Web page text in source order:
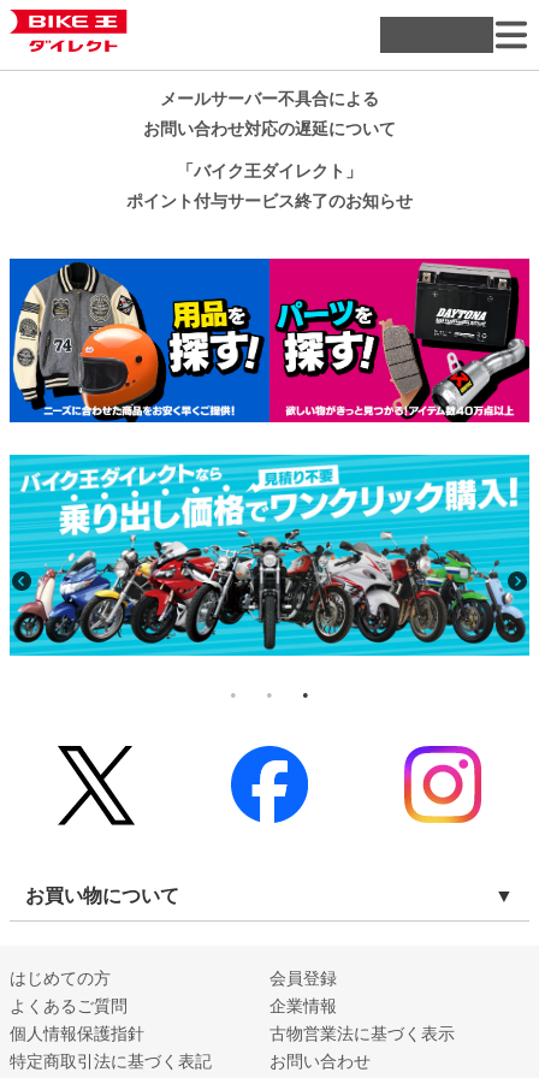
メールサーバー不具合による
お問い合わせ対応の遅延について
「バイク王ダイレクト」
ポイント付与サービス終了のお知らせ
お買い物について
はじめての方
会員登録
よくあるご質問
企業情報
個人情報保護指針
古物営業法に基づく表示
特定商取引法に基づく表記
お問い合わせ